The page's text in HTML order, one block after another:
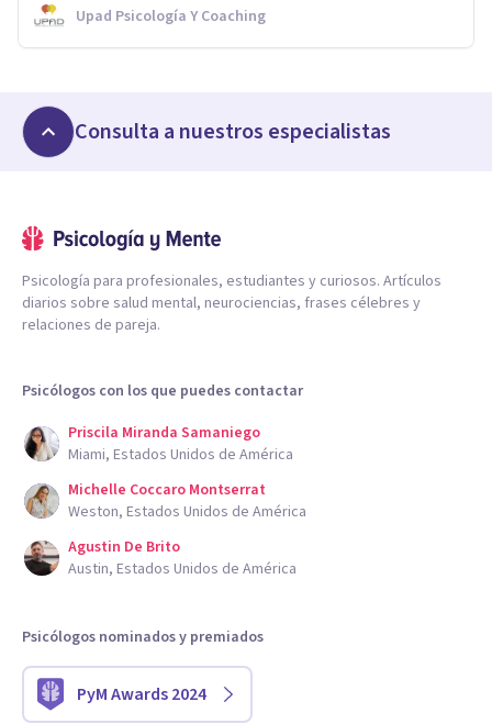
Upad Psicología Y Coaching
Consulta a nuestros especialistas
Psicología para profesionales, estudiantes y curiosos. Artículos
diarios sobre salud mental, neurociencias, frases célebres y
relaciones de pareja.
Psicólogos con los que puedes contactar
Priscila Miranda Samaniego
Miami, Estados Unidos de América
Michelle Coccaro Montserrat
Weston, Estados Unidos de América
Agustin De Brito
Austin, Estados Unidos de América
Psicólogos nominados y premiados
PyM Awards 2024